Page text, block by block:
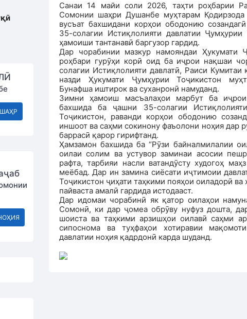
Санаи 14 майи соли 2026, таҳти роҳбарии
Сомонии шаҳри Душанбе муҳтарам Қодирзода
вусъат бахшидани корҳои ободонию
35-солагии Истиқлолияти давлатии Ҷумҳурии
ҳамоиши тантанавӣ баргузор гардид.
Дар чорабинии мазкур намояндаи Ҳукумати
роҳбари гурӯҳи корӣ оид ба иҷрои нақшаи
солагии Истиқлолияти давлатӣ, Раиси Кумитаи
назди Ҳукумати Ҷумҳурии Тоҷикистон
Бунафша иштирок ва суханронӣ намуданд.
Зимни ҳамоиш масъалаҳои марбут ба
бахшида ба ҷашни 35-солагии
Тоҷикистон, раванди корҳои ободонию
иншоот ва саҳми сокинону фаъолони ноҳия дар
баррасӣ қарор гирифтанд.
Ҳамзамон бахшида ба “Рӯзи байналмилалии
оилаи солим ва устувор заминаи асосии
рафта, тарбияи насли ватандӯсту худогоҳ
меёбад. Дар ин замина сиёсати иҷтимоии
Тоҷикистон ҷиҳати таҳкими пояҳои оиладорӣ
пайваста амалӣ гардида истодааст.
Дар идомаи чорабинӣ як қатор оилаҳои
Сомонӣ, ки дар ҷомеа обрӯву нуфуз дошта,
шоиста ва таҳкими арзишҳои оилавӣ саҳми
сипоснома ва туҳфаҳои хотиравии
давлатии ноҳия қадрдонӣ карда шуданд.